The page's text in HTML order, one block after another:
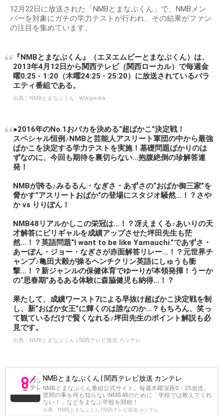
12月22日に放送された「NMBとまなぶくん」で、NMBメン
バーを対象にガチの学力テストが行われ、その結果がファン
の注目を集めています。
『NMBとまなぶくん』（エヌエムビーとまなぶくん）は、
2013年4月12日から関西テレビ（関西ローカル）で毎週金
曜0:25 - 1:20（木曜24:25 - 25:20）に放送されているバラ
エティ番組である。
出典： NMBとまなぶくん - Wikipedia
●2016年のNo.1おバカを決める“超ばかこ”決定戦！
スペシャル恒例♪NMBと芸能人アスリート軍団の中から最強
ばかこを決定する学力テストを実施！基礎問題ばかりのは
ずなのに、今回も期待を裏切らない…抱腹絶倒の珍解答連
発！
NMBが誇る♪みるるん・なぎさ・あずさの“おばか御三家”を
脅かす“アスリートおばか”の登場にスタジオ騒然…！？さや
か vs りりぽん！
NMB48リアルかしこの栄冠は…！？冴えまくる♪あいりの天
才解答にビリギャルを成績アップさせた坪田先生も茫
然…！？英語問題“I want to be like Yamauchi.”であずさ・
あーぽん・ジョー・なぎさが赤面解答リレー…！？元世界チ
ャンプ♪亀田大毅が操るヘンチクリン英語にしゅうも衝
撃…！？新ジャンルの保健体育でゆーりが本領発揮！うーか
の“思春期”あるある体験に森脇健児も納得…！？
果たして、成績ワースト7による早抜け超ばかこ決定戦を制
し、新“おばか女王”に輝くのは誰なのか…？もちろん、笑っ
て観ているだけで賢くなれる♪坪田先生のポイント解説も必
見です。
出典： NMBとまなぶくん | 関西テレビ放送 カンテレ
NMBとまなぶくん | 関西テレビ放送 カンテレ
NMBとまなぶくん番組公式サイト。毎週木曜深夜0：25放送。
世間の事を何も知らないNMB48のために「学校では教えてくれ
ない！」などをまなぶ学校を開校！
出典：NMBとまなぶくん | 関西テレビ放送 カンテレ